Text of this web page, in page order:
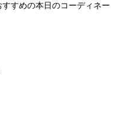
すめの本日のコーディネー